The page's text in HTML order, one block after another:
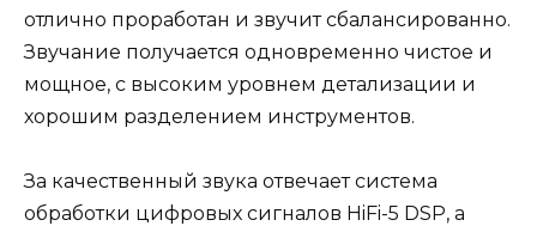
отлично проработан и звучит сбалансированно.
Звучание получается одновременно чистое и
мощное, с высоким уровнем детализации и
хорошим разделением инструментов.
За качественный звука отвечает система
обработки цифровых сигналов HiFi-5 DSP, а